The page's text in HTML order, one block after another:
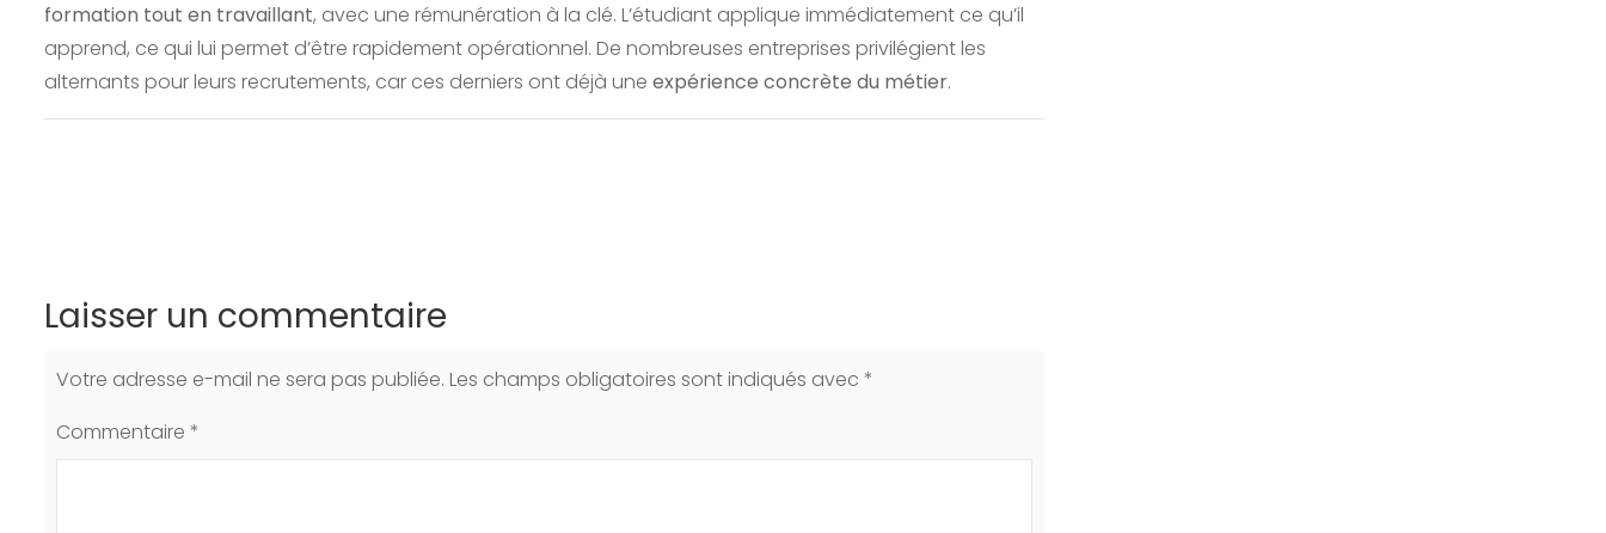
formation tout en travaillant, avec une rémunération à la clé. L’étudiant applique immédiatement ce qu’il
apprend, ce qui lui permet d’être rapidement opérationnel. De nombreuses entreprises privilégient les
alternants pour leurs recrutements, car ces derniers ont déjà une expérience concrète du métier.
Laisser un commentaire
Votre adresse e-mail ne sera pas publiée. Les champs obligatoires sont indiqués avec *
Commentaire *